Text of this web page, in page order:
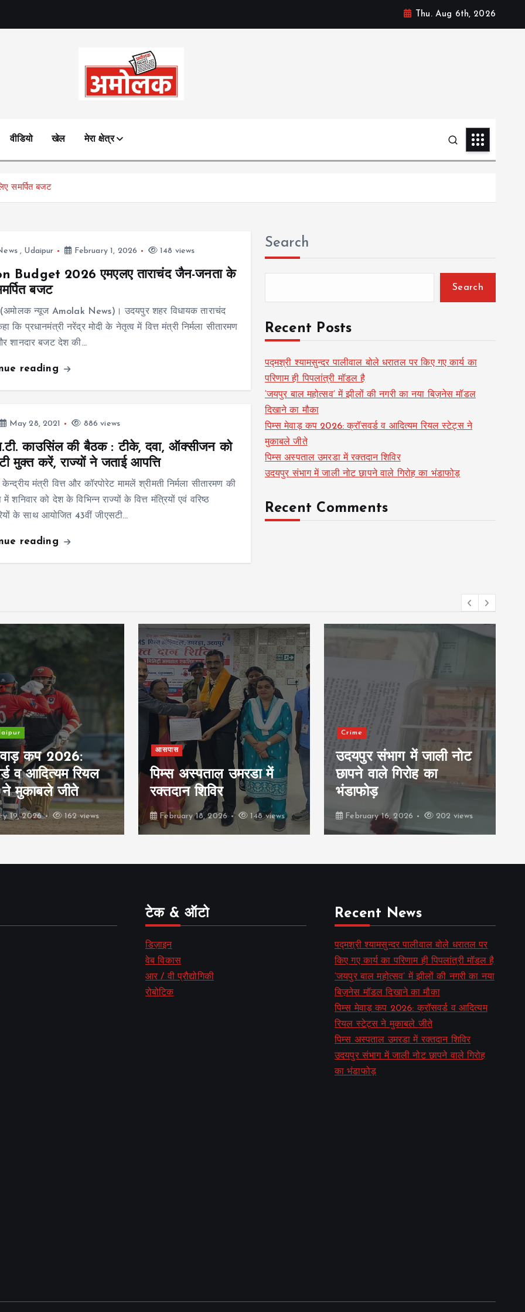
Thu. Aug 6th, 2026
वीडियो खेल मेरा क्षेत्र
समर्पित बजट
, Udaipur February 1, 2026 148 views
Budget 2026 एमएलए ताराचंद जैन-जनता के
बजट
न्यूज Amolak News)। उदयपुर शहर विधायक ताराचंद
कि प्रधानमंत्री नरेंद्र मोदी के नेतृत्व में वित्त मंत्री निर्मला सीतारमण
शानदार बजट देश की…
reading
May 28, 2021 886 views
काउसिंल की बैठक : टीके, दवा, ऑक्सीजन को
मुक्त करें, राज्यों ने जताई आपत्ति
मंत्री वित्त और कॉरपोरेट मामलें श्रीमती निर्मला सीतारमण की
में शनिवार को देश के विभिन्न राज्यों के वित्त मंत्रियों एवं वरिष्ठ
के साथ आयोजित 43वीं जीएसटी…
reading
Search
Search
Recent Posts
पद्मश्री श्यामसुन्दर पालीवाल बोले धरातल पर किए गए कार्य का
परिणाम ही पिपलांत्री मॉडल है
‘जयपुर बाल महोत्सव’ में झीलों की नगरी का नया बिज़नेस मॉडल
दिखाने का मौका
पिम्स मेवाड़ कप 2026: क्रॉसवर्ड व आदित्यम रियल स्टेट्स ने
मुकाबले जीते
पिम्स अस्पताल उमरडा में रक्तदान शिविर
उदयपुर संभाग में जाली नोट छापने वाले गिरोह का भंडाफोड़
Recent Comments
अस्पताल उमरडा में
शिविर
18, 2026 148 views
Crime
उदयपुर संभाग में जाली नोट
छापने वाले गिरोह का
भंडाफोड़
February 16, 2026 202 views
आसपास
उदयपुर के पार्थ दीक्षित ने
नागपुर में युवा संसद में किया
प्रतिनिधित्व
February 16, 2026 392 views
टेक & ऑटो
डिज़ाइन
वेब विकास
आर / वी प्रौद्योगिकी
रोबोटिक
Recent News
पद्मश्री श्यामसुन्दर पालीवाल बोले धरातल पर
किए गए कार्य का परिणाम ही पिपलांत्री मॉडल है
‘जयपुर बाल महोत्सव’ में झीलों की नगरी का नया
बिज़नेस मॉडल दिखाने का मौका
पिम्स मेवाड़ कप 2026: क्रॉसवर्ड व आदित्यम
रियल स्टेट्स ने मुकाबले जीते
पिम्स अस्पताल उमरडा में रक्तदान शिविर
उदयपुर संभाग में जाली नोट छापने वाले गिरोह
का भंडाफोड़